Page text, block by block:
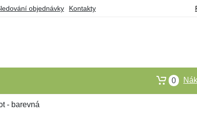
objednávky Kontakty
0
- barevná